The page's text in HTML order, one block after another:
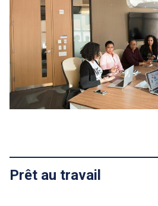
Prêt au travail